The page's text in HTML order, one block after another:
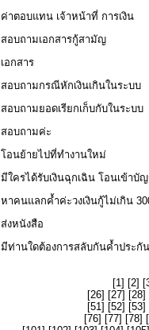
ค่าตอบแทน เจ้าหน้าที่ การเงิน
สอบถามเอกสารกู้สามัญ
เอกสาร
สอบถามกรณีหักเงินเกินในระบบ
สอบถามยอดเรียกเก็บกับในระบบ
สอบถามค่ะ
โอนย้ายไปที่ทำงานใหม่
มีใครได้รับเงินฉุกเฉิน โอนเข้าบั
หาคนแลกค้ำค่ะวงเงินกู้ไม่เกิน
ส่งหนังสือ
มีท่านใดต้องการสลับกันค้ำประกั
[1] [2] [
[26] [27] [28]
[51] [52] [53]
[76] [77] [78] [